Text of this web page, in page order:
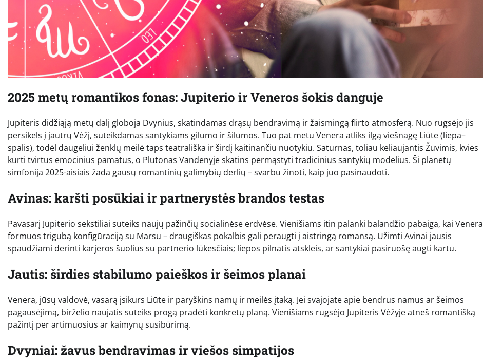
2025 metų romantikos fonas: Jupiterio ir Veneros šokis danguje
Jupiteris didžiąją metų dalį globoja Dvynius, skatindamas drąsų bendravimą ir žaismingą flirto atmosferą. Nuo rugsėjo jis
persikels į jautrų Vėžį, suteikdamas santykiams gilumo ir šilumos. Tuo pat metu Venera atliks ilgą viešnagę Liūte (liepa–
spalis), todėl daugeliui ženklų meilė taps teatrališka ir širdį kaitinančiu nuotykiu. Saturnas, toliau keliaujantis Žuvimis, kvies
kurti tvirtus emocinius pamatus, o Plutonas Vandenyje skatins permąstyti tradicinius santykių modelius. Ši planetų
simfonija 2025-aisiais žada gausų romantinių galimybių derlių – svarbu žinoti, kaip juo pasinaudoti.
Avinas: karšti posūkiai ir partnerystės brandos testas
Pavasarį Jupiterio sekstiliai suteiks naujų pažinčių socialinėse erdvėse. Vienišiams itin palanki balandžio pabaiga, kai Venera
formuos trigubą konfigūraciją su Marsu – draugiškas pokalbis gali peraugti į aistringą romansą. Užimti Avinai jausis
spaudžiami derinti karjeros šuolius su partnerio lūkesčiais; liepos pilnatis atskleis, ar santykiai pasiruošę augti kartu.
Jautis: širdies stabilumo paieškos ir šeimos planai
Venera, jūsų valdovė, vasarą įsikurs Liūte ir paryškins namų ir meilės įtaką. Jei svajojate apie bendrus namus ar šeimos
pagausėjimą, birželio naujatis suteiks progą pradėti konkretų planą. Vienišiams rugsėjo Jupiteris Vėžyje atneš romantišką
pažintį per artimuosius ar kaimynų susibūrimą.
Dvyniai: žavus bendravimas ir viešos simpatijos